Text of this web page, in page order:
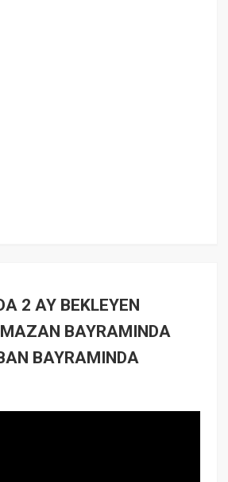
2 AY BEKLEYEN
BAYRAMINDA
BAYRAMINDA